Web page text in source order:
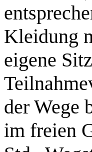
Kleidung
eigene
der Wege
im freien